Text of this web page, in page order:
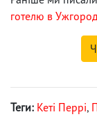
готелю в
Теги: Кеті Перрі,